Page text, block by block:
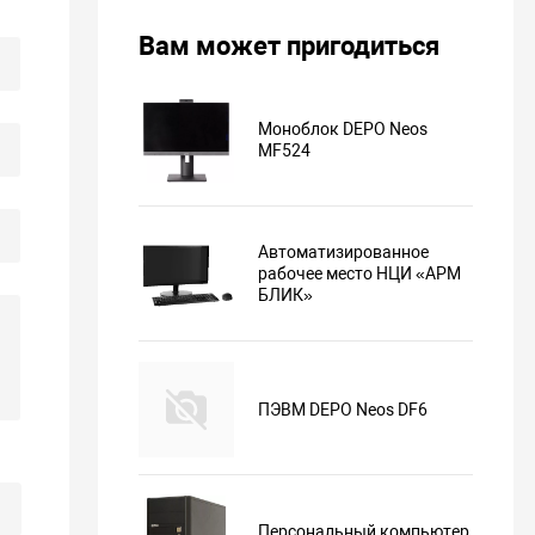
Вам может пригодиться
Моноблок DEPO Neos
MF524
Автоматизированное
рабочее место НЦИ «АРМ
БЛИК»
ПЭВМ DEPO Neos DF6